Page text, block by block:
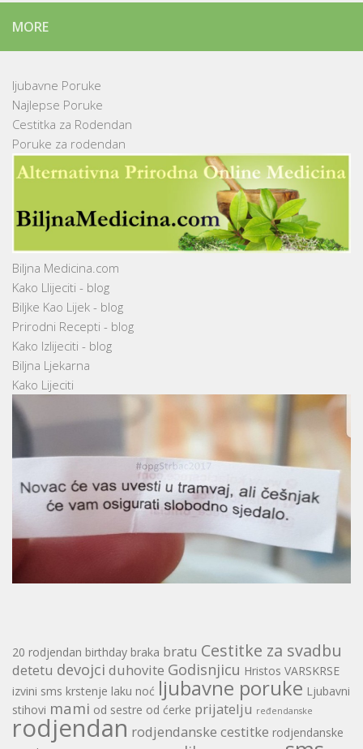
MORE
ljubavne Poruke
Najlepse Poruke
Cestitka za Rodendan
Poruke za rodendan
Biljna Medicina.com
Kako Llijeciti - blog
Biljke Kao Lijek - blog
Prirodni Recepti - blog
Kako Izlijeciti - blog
Biljna Ljekarna
Kako Lijeciti
20 rodjendan birthday braka bratu Cestitke za svadbu
detetu devojci duhovite Godisnjicu Hristos VARSKRSE
izvini sms krstenje laku noć ljubavne poruke Ljubavni
stihovi mami od sestre od ćerke prijatelju ređendanske
rodjendan rodjendanske cestitke rodjendanske